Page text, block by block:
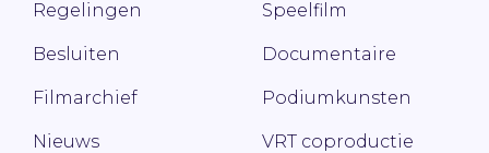
Regelingen
Besluiten
Filmarchief
Nieuws
Speelfilm
Documentaire
Podiumkunsten
VRT coproductie